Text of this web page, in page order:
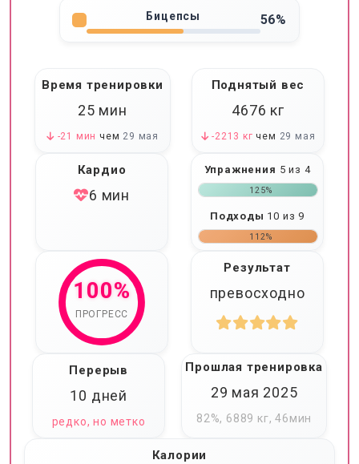
Бицепсы 56%
Время тренировки
25 мин
-21 мин чем 29 мая
Поднятый вес
4676 кг
-2213 кг чем 29 мая
Кардио
6 мин
Упражнения 5 из 4
125%
Подходы 10 из 9
112%
100%
ПРОГРЕСС
Результат
превосходно
Перерыв
10 дней
редко, но метко
Прошлая тренировка
29 мая 2025
82%, 6889 кг, 46мин
Калории